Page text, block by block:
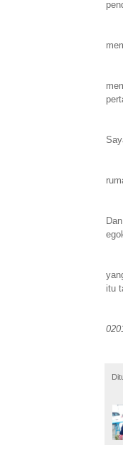
itu